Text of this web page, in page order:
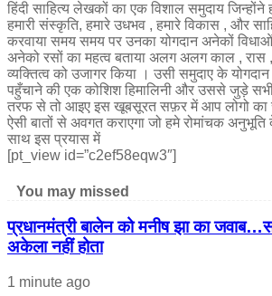
हिंदी साहित्य लेखकों का एक विशाल समुदाय जिन्होंने
हमारी संस्कृति, हमारे उधभव , हमारे विकास , और
करवाया समय समय पर उनका योगदान अनेकों
अनेको रसों का महत्व बताया अलग अलग काल ,
व्यक्तित्व को उजागर किया । उसी समुदाए के
पहुँचाने की एक कोशिश हिमालिनी और उससे जुड़े सभी
तरफ से तो आइए इस खूबसूरत सफ़र में आप लोगो का
ऐसी बातों से अवगत कराएगा जो हमे रोमांचक अनुभूति
साथ इस प्रयास में
[pt_view id=”c2ef58eqw3″]
You may missed
प्रधानमंत्री बालेन को मनीष झा का
अकेला नहीं होता
1 minute ago